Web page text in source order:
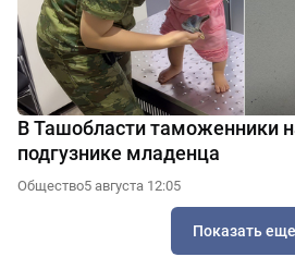
В Ташобласти таможенники
подгузнике младенца
Общество5 августа 12:05
Показать еще